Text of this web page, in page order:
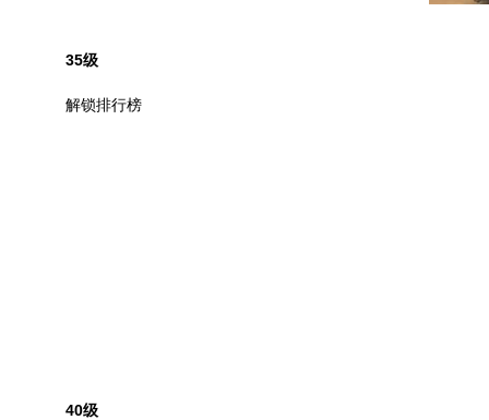
35级
解锁排行榜
40级